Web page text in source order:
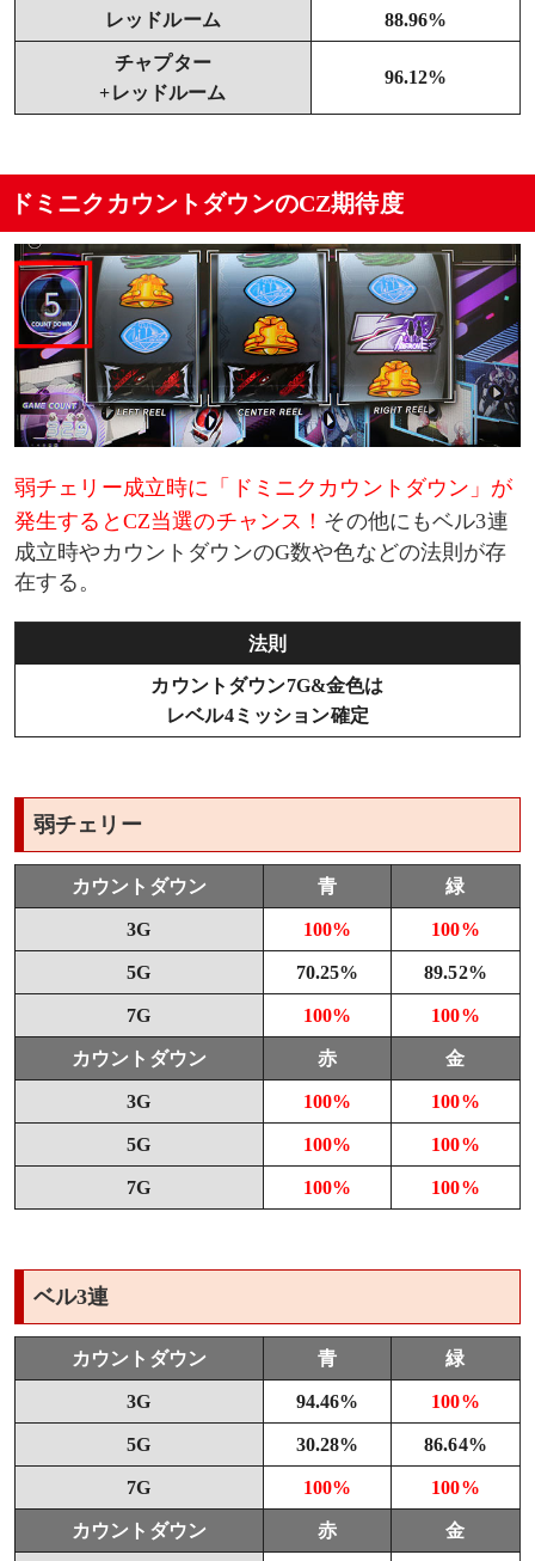
レッドルーム 88.96%
チャプター
+レッドルーム
96.12%
ドミニクカウントダウンのCZ期待度
弱チェリー成立時に「ドミニクカウントダウン」が
発生するとCZ当選のチャンス！ その他にもベル3連
成立時やカウントダウンのG数や色などの法則が存
在する。
法則
カウントダウン7G&金色は
レベル4ミッション確定
弱チェリー
カウントダウン 青 緑
3G 100% 100%
5G 70.25% 89.52%
7G 100% 100%
カウントダウン 赤 金
3G 100% 100%
5G 100% 100%
7G 100% 100%
ベル3連
カウントダウン 青 緑
3G 94.46% 100%
5G 30.28% 86.64%
7G 100% 100%
カウントダウン 赤 金